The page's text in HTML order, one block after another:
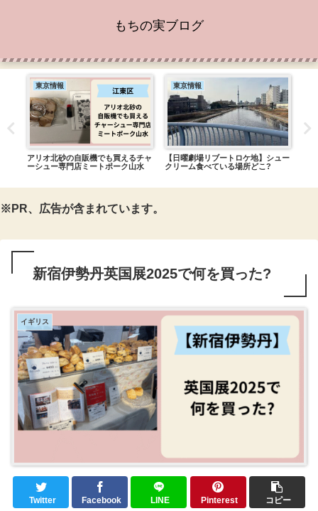
もちの実ブログ
東京情報
アリオ北砂の自販機でも買えるチャ
ーシュー専門店ミートポーク山水
東京情報
【日曜劇場リブートロケ地】シュー
クリーム食べている場所どこ?
※PR、広告が含まれています。
新宿伊勢丹英国展2025で何を買った?
イギリス
Twitter Facebook LINE Pinterest コピー